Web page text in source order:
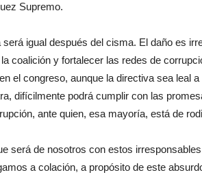
Supremo.
será igual después del cisma. El daño es
coalición y fortalecer las redes de
el congreso, aunque la directiva sea leal
difícilmente podrá cumplir con las
ante quien, esa mayoría, está de
será de nosotros con estos
a colación, a propósito de este